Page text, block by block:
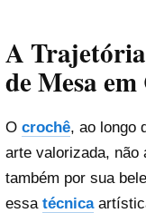
A
de Mesa
O crochê, ao longo
arte valorizada, não
também por sua
essa técnica